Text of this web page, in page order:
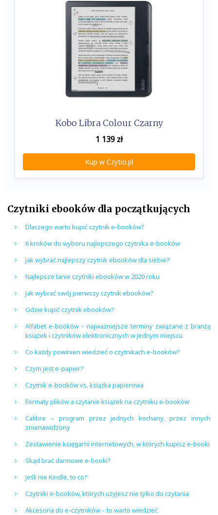
Kobo Libra Colour Czarny
1 139 zł
Kup w Czytio.pl
Czytniki ebooków dla początkujących
Dlaczego warto kupić czytnik e-booków?
6 kroków do wyboru najlepszego czytnika e-booków
Jak wybrać najlepszy czytnik ebooków dla siebie?
Najlepsze tanie czytniki ebooków w 2020 roku
Jak wybrać swój pierwszy czytnik ebooków?
Gdzie kupić czytnik ebooków?
Alfabet e-booków – najważniejsze terminy związane z branżą
książek i czytników elektronicznych w jednym miejscu
Co każdy powinien wiedzieć o czytnikach e-booków?
Czym jest e-papier?
Czytnik e-booków vs. książka papierowa
Formaty plików a czytanie książek na czytniku e-booków
Calibre – program przez jednych kochany, przez innych
znienawidzony
Zestawienie księgarni internetowych, w których kupisz e-booki
Skąd brać darmowe e-booki?
Jeśli nie Kindle, to co?
Czytniki e-booków, których użyjesz nie tylko do czytania
Akcesoria do e-czytników – to warto wiedzieć